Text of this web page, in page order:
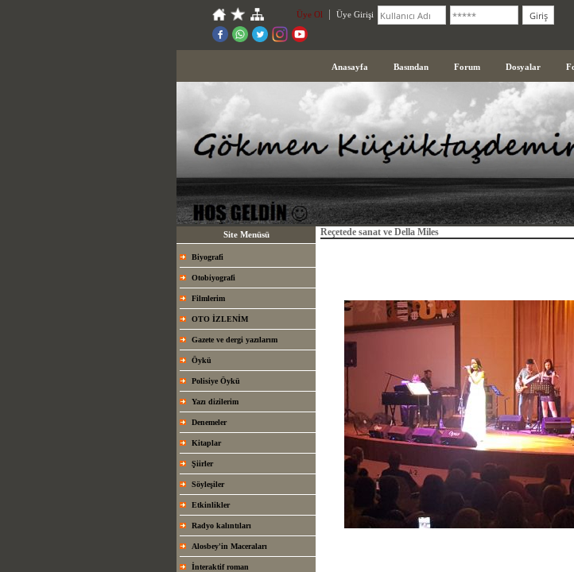
Üye Ol Üye Girişi
Anasayfa Basından Forum Dosyalar
Site Menüsü
Biyografi
Otobiyografi
Filmlerim
OTO İZLENİM
Gazete ve dergi yazılarım
Öykü
Polisiye Öykü
Yazı dizilerim
Denemeler
Kitaplar
Şiirler
Söyleşiler
Etkinlikler
Radyo kalıntıları
Alosbey'in Maceraları
İnteraktif roman
Reçetede sanat ve Della Miles